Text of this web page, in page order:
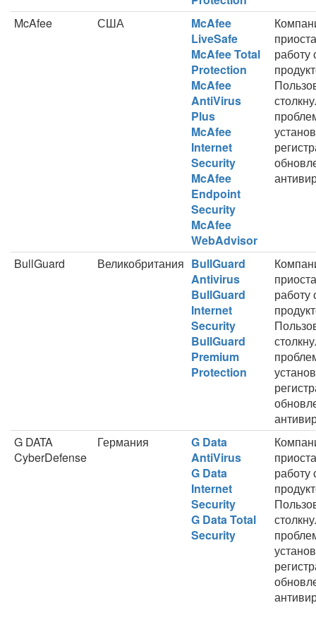
McAfee
США
McAfee
LiveSafe
McAfee Total
Protection
McAfee
AntiVirus
Plus
McAfee
Internet
Security
McAfee
Endpoint
Security
McAfee
WebAdvisor
работу
BullGuard Великобритания BullGuard
Antivirus
BullGuard
Internet
Security
BullGuard
Premium
Protection
работу
G DATA
CyberDefense
Германия
G Data
AntiVirus
G Data
Internet
Security
G Data Total
Security
работу